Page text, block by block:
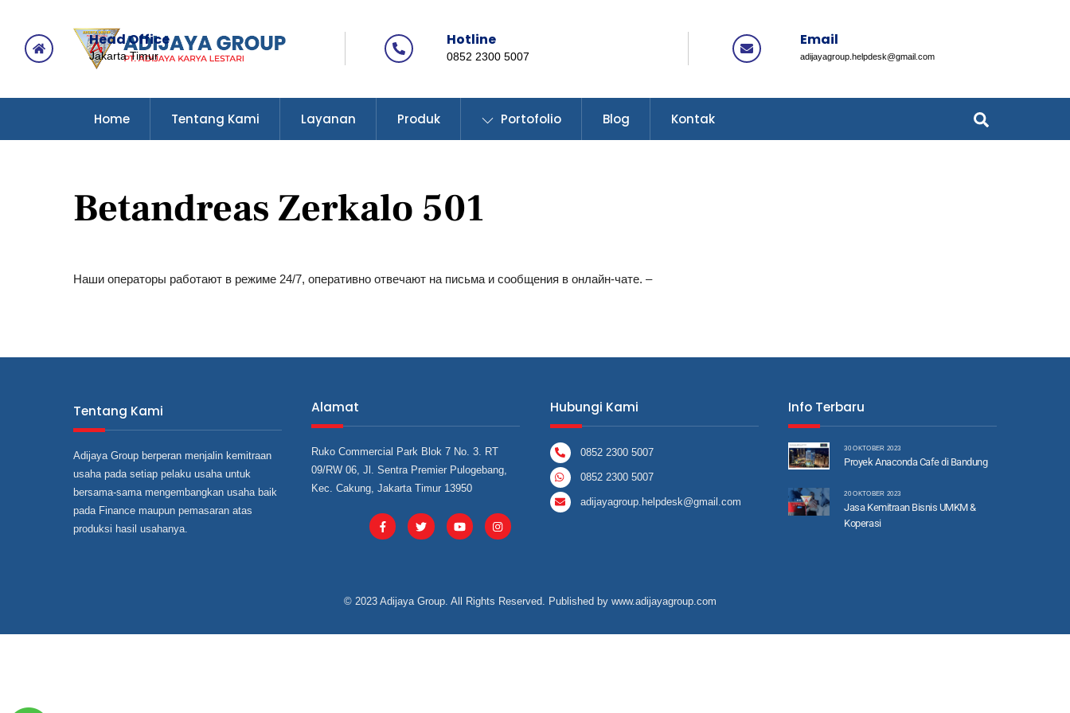
content
Home Tentang Kami Layanan Produk Portofolio Blog Kontak
Icon
Head Office
Jakarta Timur
Icon
Hotline
0852 2300 5007
Icon
Email
adijayagroup.helpdesk@gmail.com
Betandreas Zerkalo 501
Наши операторы работают в режиме 24/7, оперативно отвечают на письма и сообщения в онлайн-чате. –
Tentang Kami
Adijaya Group berperan menjalin kemitraan
usaha pada setiap pelaku usaha untuk
bersama‐sama mengembangkan usaha baik
pada Finance maupun pemasaran atas
produksi hasil usahanya.
Alamat
Ruko Commercial Park Blok 7 No. 3. RT
09/RW 06, Jl. Sentra Premier Pulogebang,
Kec. Cakung, Jakarta Timur 13950
Hubungi Kami
0852 2300 5007
0852 2300 5007
adijayagroup.helpdesk@gmail.com
Info Terbaru
30 OKTOBER 2023
Proyek Anaconda Cafe di Bandung
20 OKTOBER 2023
Jasa Kemitraan Bisnis UMKM &
Koperasi
© 2023 Adijaya Group. All Rights Reserved. Published by www.adijayagroup.com